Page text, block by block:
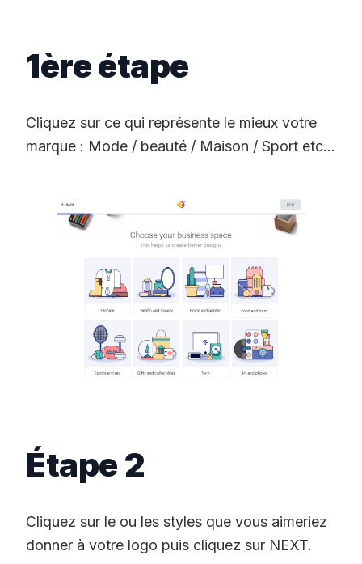
1ère étape
Cliquez sur ce qui représente le mieux votre
marque : Mode / beauté / Maison / Sport etc...
Étape 2
Cliquez sur le ou les styles que vous aimeriez
donner à votre logo puis cliquez sur NEXT.